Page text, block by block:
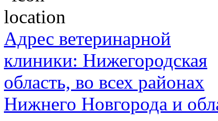
Адрес ветеринарной
клиники: Нижегородская
область, во всех районах
Нижнего Новгорода и